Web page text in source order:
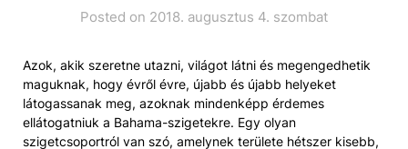
Posted on 2018. augusztus 4. szombat
Azok, akik szeretne utazni, világot látni és megengedhetik
maguknak, hogy évről évre, újabb és újabb helyeket
látogassanak meg, azoknak mindenképp érdemes
ellátogatniuk a Bahama-szigetekre. Egy olyan
szigetcsoportról van szó, amelynek területe hétszer kisebb,